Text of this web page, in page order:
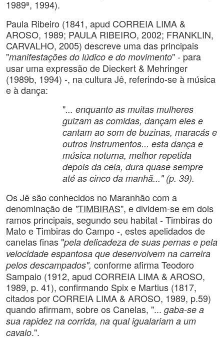
1989ª, 1994).
Paula Ribeiro (1841, apud CORREIA LIMA &
AROSO, 1989; PAULA RIBEIRO, 2002; FRANKLIN,
CARVALHO, 2005) descreve uma das principais
"manifestações do lúdico e do movimento" - para
usar uma expressão de Dieckert & Mehringer
(1989b, 1994) -, na cultura Jê, referindo-se à música
e à dança:
"... enquanto as muitas mulheres
guizam as comidas, dançam eles e
cantam ao som de buzinas, maracás e
outros instrumentos... esta dança e
música noturna, melhor repetida
depois da ceia, dura quase sempre
até as cinco da manhã..." (p. 39).
Os Jê são conhecidos no Maranhão com a
denominação de "TIMBIRAS", e dividem-se em dois
ramos principais, segundo seu habitat - Timbiras do
Mato e Timbiras do Campo -, estes apelidados de
canelas finas "pela delicadeza de suas pernas e pela
velocidade espantosa que desenvolvem na carreira
pelos descampados", conforme afirma Teodoro
Sampaio (1912, apud CORREIA LIMA & AROSO,
1989, p. 41), confirmando Spix e Martius (1817,
citados por CORREIA LIMA & AROSO, 1989, p.59)
quando afirmam, sobre os Canelas, "... gaba-se a
sua rapidez na corrida, na qual igualariam a um
cavalo.".